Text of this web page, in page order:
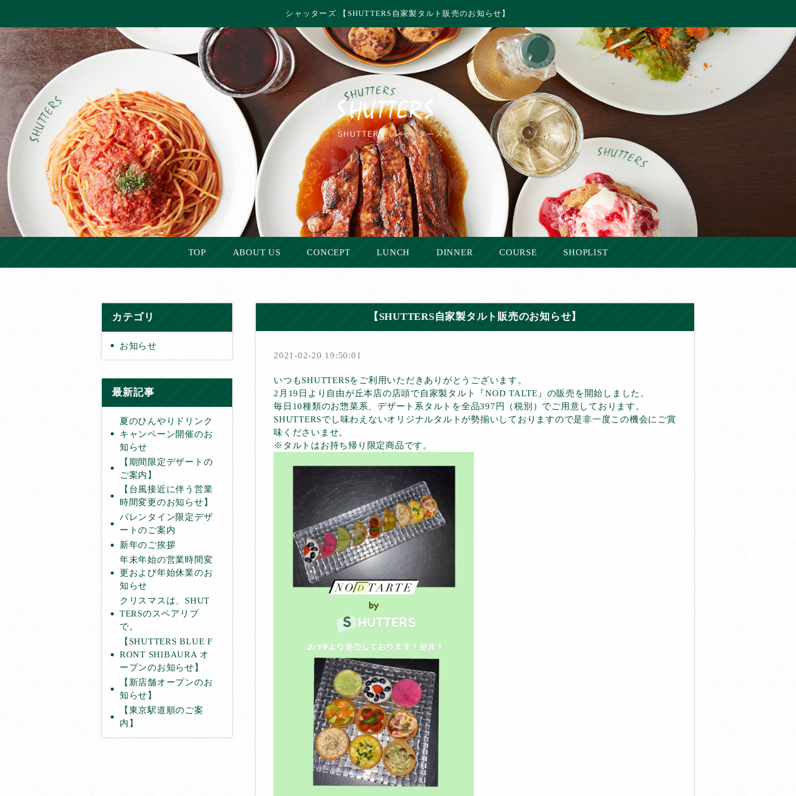
シャッターズ 【SHUTTERS自家製タルト販売のお知らせ】
TOP ABOUT US CONCEPT LUNCH DINNER COURSE SHOPLIST
カテゴリ
お知らせ
最新記事
夏のひんやりドリンク
キャンペーン開催のお
知らせ
【期間限定デザートの
ご案内】
【台風接近に伴う営業
時間変更のお知らせ】
バレンタイン限定デザ
ートのご案内
新年のご挨拶
年末年始の営業時間変
更および年始休業のお
知らせ
クリスマスは、SHUT
TERSのスペアリブ
で。
【SHUTTERS BLUE F
RONT SHIBAURA オ
ープンのお知らせ】
【新店舗オープンのお
知らせ】
【東京駅道順のご案
内】
【SHUTTERS自家製タルト販売のお知らせ】
2021-02-20 19:50:01
いつもSHUTTERSをご利用いただきありがとうございます。
2月19日より自由が丘本店の店頭で自家製タルト『NOD TALTE』の販売を開始しました。
毎日10種類のお惣菜系、デザート系タルトを全品397円（税別）でご用意しております。
SHUTTERSでし味わえないオリジナルタルトが勢揃いしておりますので是非一度この機会にご賞
味くださいませ。
※タルトはお持ち帰り限定商品です。